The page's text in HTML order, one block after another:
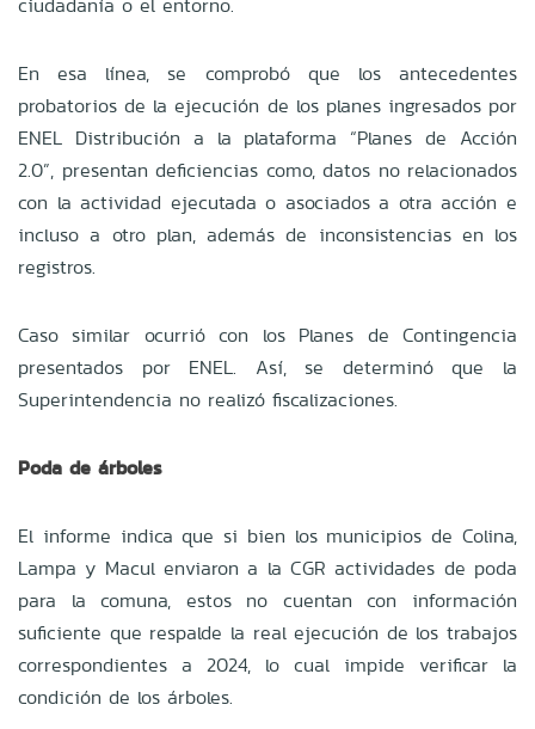
En esa línea, se comprobó que los antecedentes
probatorios de la ejecución de los planes ingresados por
ENEL Distribución a la plataforma “Planes de Acción
2.0”, presentan deficiencias como, datos no relacionados
con la actividad ejecutada o asociados a otra acción e
incluso a otro plan, además de inconsistencias en los
registros.
Caso similar ocurrió con los Planes de Contingencia
presentados por ENEL. Así, se determinó que la
Superintendencia no realizó fiscalizaciones.
Poda de árboles
El informe indica que si bien los municipios de Colina,
Lampa y Macul enviaron a la CGR actividades de poda
para la comuna, estos no cuentan con información
suficiente que respalde la real ejecución de los trabajos
correspondientes a 2024, lo cual impide verificar la
condición de los árboles.